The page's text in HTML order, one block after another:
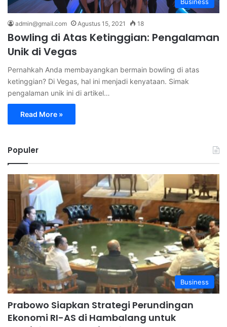
Business
admin@gmail.com Agustus 15, 2021 18
Bowling di Atas Ketinggian: Pengalaman
Unik di Vegas
Pernahkah Anda membayangkan bermain bowling di atas
ketinggian? Di Vegas, hal ini menjadi kenyataan. Simak
pengalaman unik ini di artikel…
Read More »
Populer
Business
Prabowo Siapkan Strategi Perundingan
Ekonomi RI-AS di Hambalang untuk